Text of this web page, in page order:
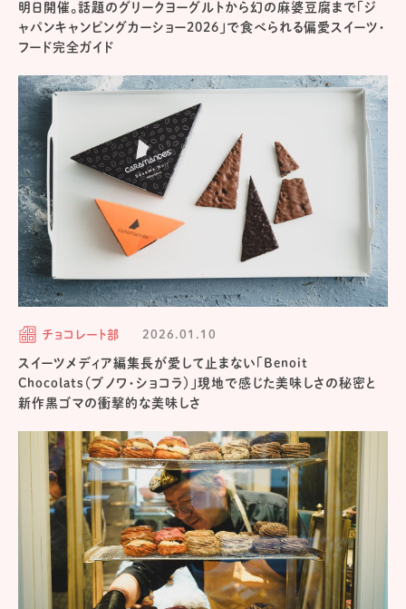
明日開催。話題のグリークヨーグルトから幻の麻婆豆腐まで「ジ
ャパンキャンピングカーショー2026」で食べられる偏愛スイーツ・
フード完全ガイド
チョコレート部 2026.01.10
スイーツメディア編集長が愛して止まない「Benoit
Chocolats（ブノワ・ショコラ）」現地で感じた美味しさの秘密と
新作黒ゴマの衝撃的な美味しさ